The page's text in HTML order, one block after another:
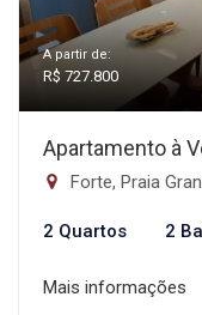
A partir de:
R$ 727.800
Apartamento à
Forte, Praia
2 Quartos 2
Mais informações